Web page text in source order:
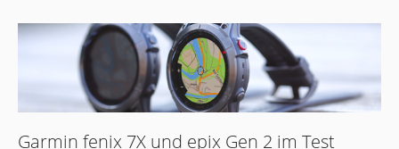
Garmin fenix 7X und epix Gen 2 im Test